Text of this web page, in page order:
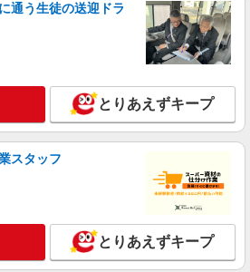
通う生徒の送迎ドラ
とりあえずキープ
スタッフ
とりあえずキープ